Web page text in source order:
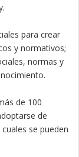
para crear
y normativos;
normas y
de 100
de
se pueden